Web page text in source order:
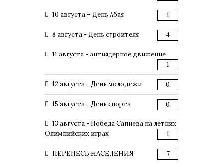
10 августа – День Абая 1
8 августа - День строителя 4
11 августа - антиядерное движение
1
12 августа - День молодежи 0
15 августа - День спорта 0
13 августа - Победа Сапиева на летних
Олимпийских играх
1
ПЕРЕПЕСЬ НАСЕЛЕНИЯ 7